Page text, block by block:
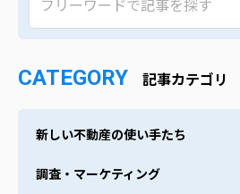
CATEGORY 記事カテゴリ
新しい不動産の使い手たち
調査・マーケティング